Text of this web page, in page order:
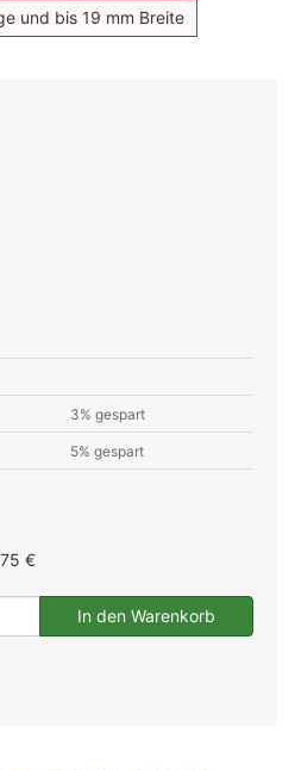
und bis 19 mm Breite
3% gespart
5% gespart
€